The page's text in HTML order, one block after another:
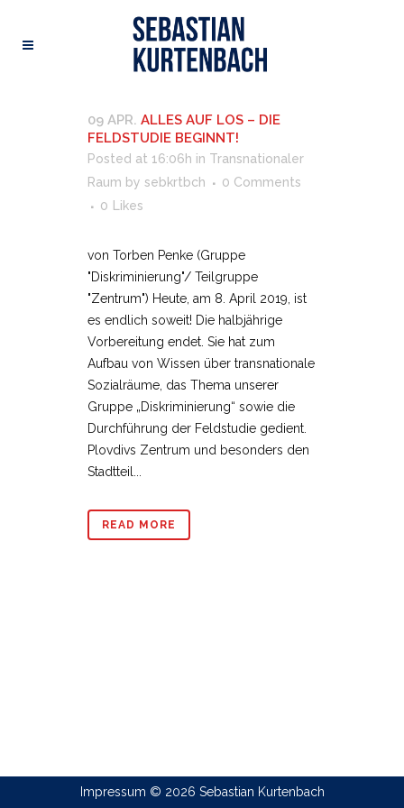
09 APR. ALLES AUF LOS – DIE
FELDSTUDIE BEGINNT!
Posted at 16:06h in Transnationaler
Raum by sebkrtbch
0 Comments
0
Likes
von Torben Penke (Gruppe
"Diskriminierung"/ Teilgruppe
"Zentrum") Heute, am 8. April 2019, ist
es endlich soweit! Die halbjährige
Vorbereitung endet. Sie hat zum
Aufbau von Wissen über transnationale
Sozialräume, das Thema unserer
Gruppe „Diskriminierung“ sowie die
Durchführung der Feldstudie gedient.
Plovdivs Zentrum und besonders den
Stadtteil...
READ MORE
Impressum © 2026 Sebastian Kurtenbach